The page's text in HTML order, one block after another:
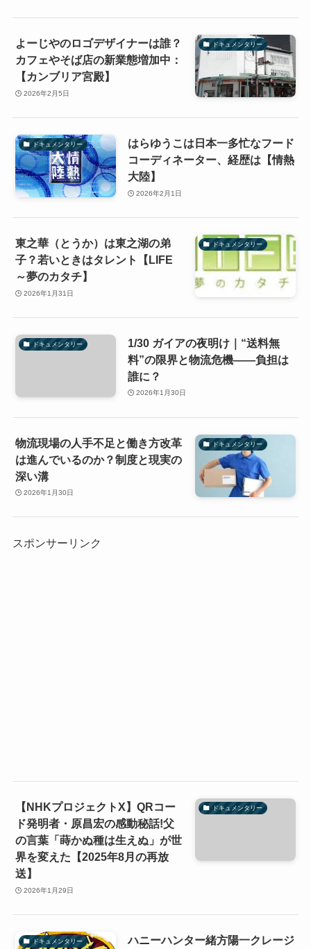
ドキュメンタリー
よーじやのロゴデザイナーは誰？
カフェやそば店の新業態増加中：
【カンブリア宮殿】
2026年2月5日
ドキュメンタリー
はらゆうこは日本一多忙なフード
コーディネーター、経歴は【情熱
大陸】
2026年2月1日
ドキュメンタリー
東之華（とうか）は東之湖の弟
子？若いときはタレント【LIFE
～夢のカタチ】
2026年1月31日
ドキュメンタリー
1/30 ガイアの夜明け｜“送料無
料”の限界と物流危機――負担は
誰に？
2026年1月30日
ドキュメンタリー
物流現場の人手不足と働き方改革
は進んでいるのか？制度と現実の
深い溝
2026年1月30日
スポンサーリンク
ドキュメンタリー
【NHKプロジェクトX】QRコー
ド発明者・原昌宏の感動秘話!父
の言葉「蒔かぬ種は生えぬ」が世
界を変えた【2025年8月の再放
送】
2026年1月29日
ドキュメンタリー ハニーハンター緒方陽一クレージ